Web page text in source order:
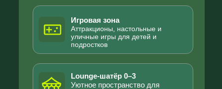
превращать пространство в живой
арт-объект. В финале — грамоты,
розыгрыши и интерактивная
программа.
Интерактив
Семьи вместе раскрашивают город,
Огромный картонный городок
семьей.